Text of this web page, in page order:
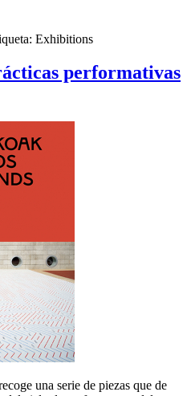
Exhibitions
performativas
una serie de piezas que de